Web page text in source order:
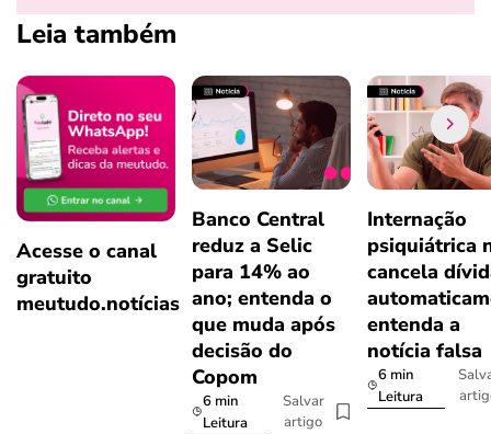
Leia também
Acesse o canal
gratuito
meutudo.notícias
Banco Central
reduz a Selic
para 14% ao
ano; entenda o
que muda após
decisão do
Copom
6 min
Leitura
Salvar
artigo
Internação
psiquiátrica
cancela
entenda a
notícia falsa
6 min
Leitura